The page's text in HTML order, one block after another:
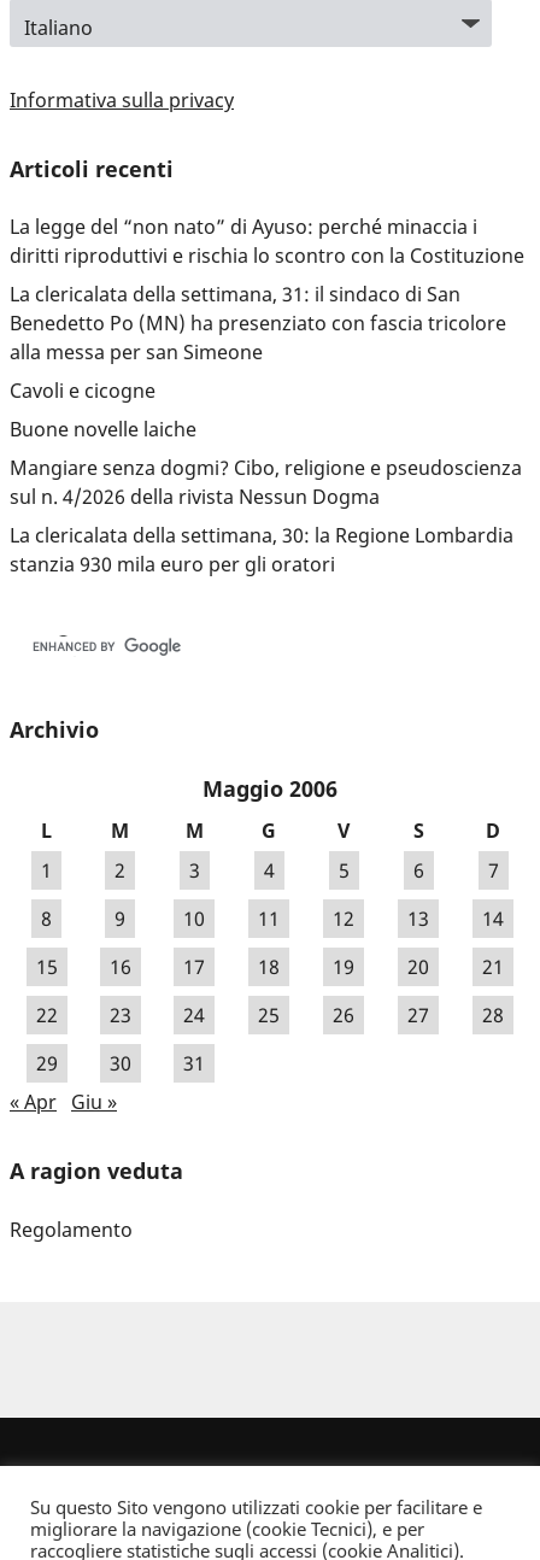
Informativa sulla privacy
Articoli recenti
La legge del “non nato” di Ayuso: perché minaccia i
diritti riproduttivi e rischia lo scontro con la Costituzione
La clericalata della settimana, 31: il sindaco di San
Benedetto Po (MN) ha presenziato con fascia tricolore
alla messa per san Simeone
Cavoli e cicogne
Buone novelle laiche
Mangiare senza dogmi? Cibo, religione e pseudoscienza
sul n. 4/2026 della rivista Nessun Dogma
La clericalata della settimana, 30: la Regione Lombardia
stanzia 930 mila euro per gli oratori
Archivio
Maggio 2006
L M M G V S
D
1
2 3 4 5 6
7
8
9 10 11 12 13
14
15
16 17 18 19 20
21
22
23 24 25 26 27
28
29
30
31
« Apr Giu »
A ragion veduta
Regolamento
Su questo Sito vengono utilizzati cookie per facilitare e
migliorare la navigazione (cookie Tecnici), e per
raccogliere statistiche sugli accessi (cookie Analitici).